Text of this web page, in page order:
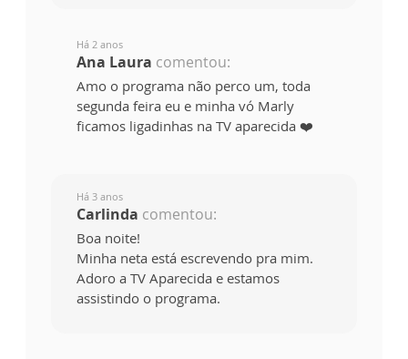
Há 2 anos
Ana Laura comentou:
Amo o programa não perco um, toda
segunda feira eu e minha vó Marly
ficamos ligadinhas na TV aparecida ❤️
Há 3 anos
Carlinda comentou:
Boa noite!
Minha neta está escrevendo pra mim.
Adoro a TV Aparecida e estamos
assistindo o programa.